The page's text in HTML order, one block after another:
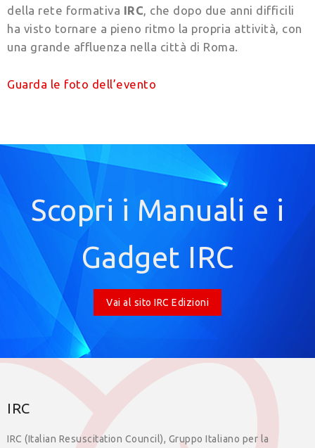
della rete formativa IRC, che dopo due anni difficili
ha visto tornare a pieno ritmo la propria attività, con
una grande affluenza nella città di Roma.
Guarda le foto dell’evento
Scopri i Manuali e i
Gadget IRC
Vai al sito IRC Edizioni
IRC
IRC (Italian Resuscitation Council), Gruppo Italiano per la